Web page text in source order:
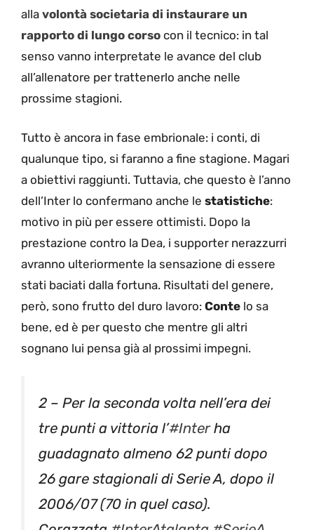
alla volontà societaria di instaurare un
rapporto di lungo corso con il tecnico: in tal
senso vanno interpretate le avance del club
all’allenatore per trattenerlo anche nelle
prossime stagioni.
Tutto è ancora in fase embrionale: i conti, di
qualunque tipo, si faranno a fine stagione. Magari
a obiettivi raggiunti. Tuttavia, che questo è l’anno
dell’Inter lo confermano anche le statistiche:
motivo in più per essere ottimisti. Dopo la
prestazione contro la Dea, i supporter nerazzurri
avranno ulteriormente la sensazione di essere
stati baciati dalla fortuna. Risultati del genere,
però, sono frutto del duro lavoro: Conte lo sa
bene, ed è per questo che mentre gli altri
sognano lui pensa già al prossimi impegni.
2 – Per la seconda volta nell’era dei
tre punti a vittoria l’#Interha
guadagnato almeno 62 punti dopo
26 gare stagionali di Serie A, dopo il
2006/07 (70 in quel caso).